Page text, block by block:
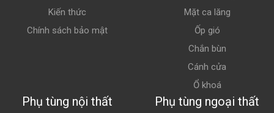
Kiến thức
Chính sách bảo mật
Mặt ca lăng
Ốp gió
Chắn bùn
Cánh cửa
Ổ khoá
Phụ tùng nội thất Phụ tùng ngoại thất